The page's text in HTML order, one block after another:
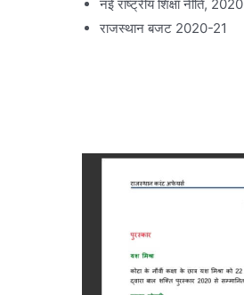
नई राष्ट्रीय शिक्षा नीति, 2020
राजस्थान बजट 2020-21